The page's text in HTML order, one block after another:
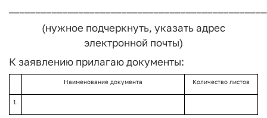
(нужное подчеркнуть, указать адрес
электронной почты)
К заявлению прилагаю документы:
Наименование документа Количество листов
1.